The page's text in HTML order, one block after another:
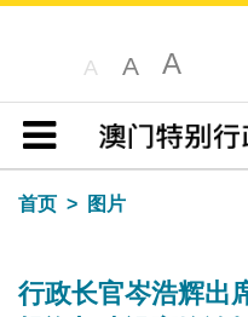
A A A
目录
首页
图片
行政长官岑浩辉出